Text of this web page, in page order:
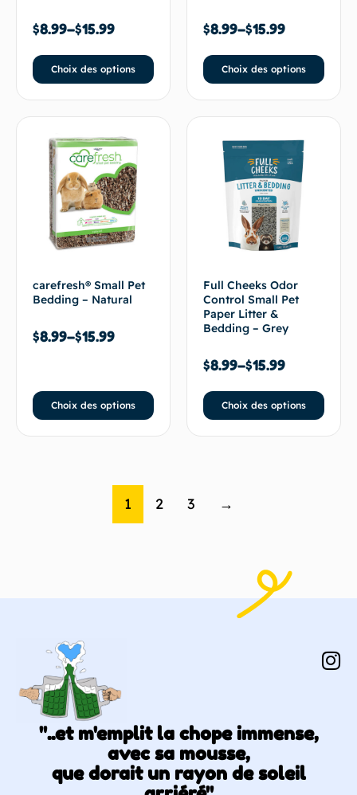
$8.99–$15.99
Choix des options
$8.99–$15.99
Choix des options
carefresh® Small Pet
Bedding – Natural
$8.99–$15.99
Choix des options
Full Cheeks Odor
Control Small Pet
Paper Litter &
Bedding – Grey
$8.99–$15.99
Choix des options
1 2 3 →
"..et m'emplit la chope immense,
avec sa mousse,
que dorait un rayon de soleil